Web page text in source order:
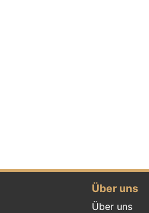
Über uns
Über uns